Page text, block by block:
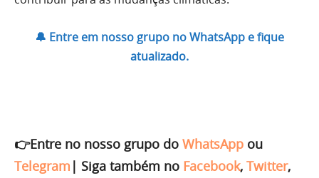
🔔 Entre em nosso grupo no WhatsApp e fique
atualizado.
👉Entre no nosso grupo do WhatsApp ou
Telegram | Siga também no Facebook, Twitter,